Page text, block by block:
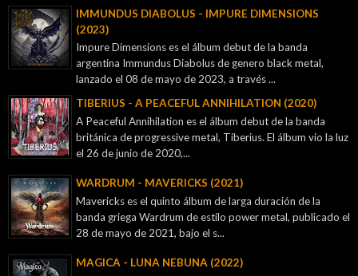
IMMUNDUS DIABOLUS - IMPURE DIMENSIONS
(2023)
Impure Dimensions es el álbum debut de la banda
argentina Immundus Diabolus de genero black metal,
lanzado el 08 de mayo de 2023, a través ...
TIBERIUS - A PEACEFUL ANNIHILATION (2020)
A Peaceful Annihilation es el álbum debut de la banda
británica de progressive metal, Tiberius. El álbum vio la luz
el 26 de junio de 2020,...
WARDRUM - MAVERICKS (2021)
Mavericks es el quinto álbum de larga duración de la
banda griega Wardrum de estilo power metal, publicado el
28 de mayo de 2021, bajo el s...
MAGICA - LUNA NEBUNA (2022)